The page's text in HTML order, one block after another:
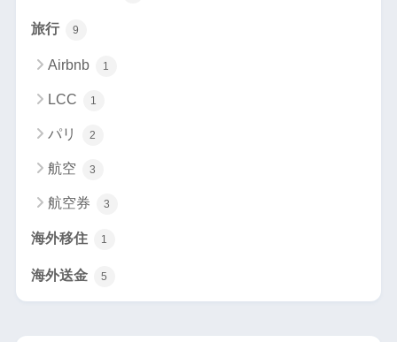
旅行 9
Airbnb 1
LCC 1
パリ 2
航空 3
航空券 3
海外移住 1
海外送金 5